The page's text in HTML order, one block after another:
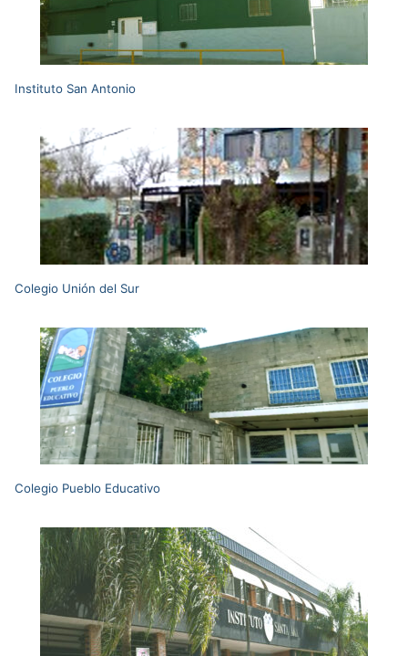
Instituto San Antonio
Colegio Unión del Sur
Colegio Pueblo Educativo